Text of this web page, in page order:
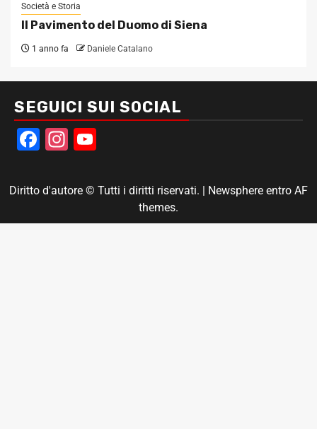
Società e Storia
Il Pavimento del Duomo di Siena
1 anno fa Daniele Catalano
SEGUICI SUI SOCIAL
Facebook
Instagram
Diritto d'autore © Tutti i diritti riservati. | Newsphere entro AF
themes.